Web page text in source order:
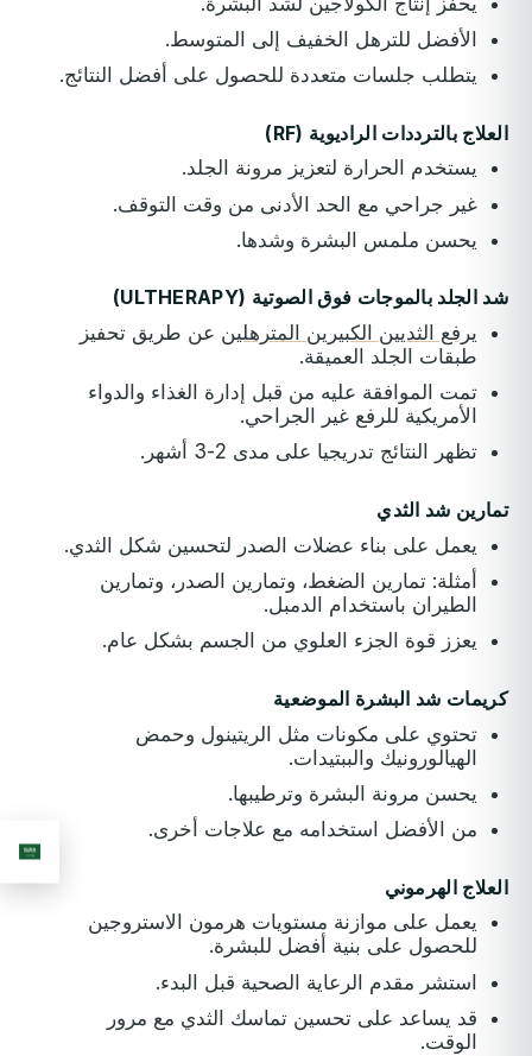
الأفضل للترهل الخفيف إلى المتوسط.
يتطلب جلسات متعددة للحصول على أفضل النتائج.
العلاج بالترددات الراديوية (RF)
يستخدم الحرارة لتعزيز مرونة الجلد.
غير جراحي مع الحد الأدنى من وقت التوقف.
يحسن ملمس البشرة وشدها.
شد الجلد بالموجات فوق الصوتية (ULTHERAPY)
يرفع الثديين الكبيرين المترهلين عن طريق تحفيز
طبقات الجلد العميقة.
تمت الموافقة عليه من قبل إدارة الغذاء والدواء
الأمريكية للرفع غير الجراحي.
تظهر النتائج تدريجيا على مدى 2-3 أشهر.
تمارين شد الثدي
يعمل على بناء عضلات الصدر لتحسين شكل الثدي.
أمثلة: تمارين الضغط، وتمارين الصدر، وتمارين
الطيران باستخدام الدمبل.
يعزز قوة الجزء العلوي من الجسم بشكل عام.
كريمات شد البشرة الموضعية
تحتوي على مكونات مثل الريتينول وحمض
الهيالورونيك والببتيدات.
يحسن مرونة البشرة وترطيبها.
من الأفضل استخدامه مع علاجات أخرى.
العلاج الهرموني
يعمل على موازنة مستويات هرمون الاستروجين
للحصول على بنية أفضل للبشرة.
استشر مقدم الرعاية الصحية قبل البدء.
قد يساعد على تحسين تماسك الثدي مع مرور
الوقت.